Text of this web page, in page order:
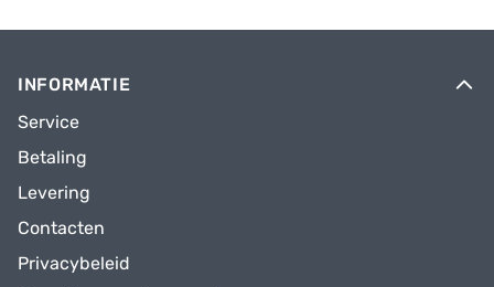
INFORMATIE
Service
Betaling
Levering
Contacten
Privacybeleid